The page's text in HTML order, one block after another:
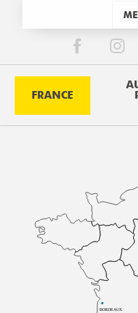
FRANCE
BORDEAUX